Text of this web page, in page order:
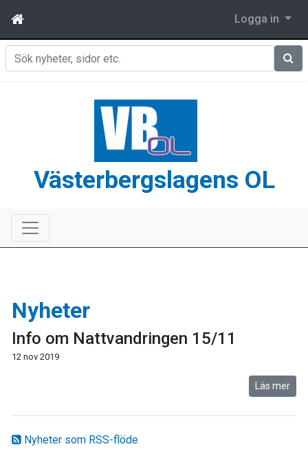
Logga in
Sök
Västerbergslagens OL
Nyheter som RSS-flöde
Nyheter
Info om Nattvandringen 15/11
12 nov 2019
Läs mer